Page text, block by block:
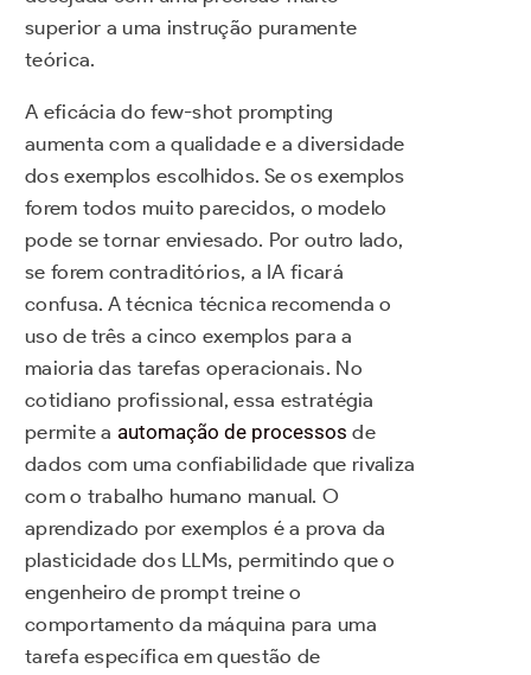
superior a uma instrução puramente
teórica.
A eficácia do few-shot prompting
aumenta com a qualidade e a diversidade
dos exemplos escolhidos. Se os exemplos
forem todos muito parecidos, o modelo
pode se tornar enviesado. Por outro lado,
se forem contraditórios, a IA ficará
confusa. A técnica técnica recomenda o
uso de três a cinco exemplos para a
maioria das tarefas operacionais. No
cotidiano profissional, essa estratégia
permite a automação de processos de
dados com uma confiabilidade que rivaliza
com o trabalho humano manual. O
aprendizado por exemplos é a prova da
plasticidade dos LLMs, permitindo que o
engenheiro de prompt treine o
comportamento da máquina para uma
tarefa específica em questão de